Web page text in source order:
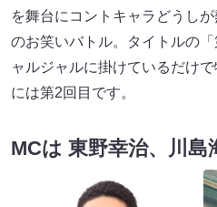
を舞台にコントキャラどうし
のお笑いバトル。タイトルの
ャルジャルに掛けているだけ
には第2回目です。
MCは 東野幸治、川島